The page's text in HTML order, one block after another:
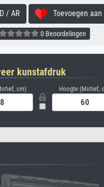
/ AR Toevoegen
0 Beoordelingen
kunstafdruk
cm) Hoogte (Motief,